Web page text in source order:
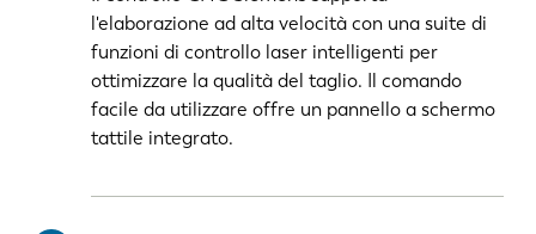
l'elaborazione ad alta velocità con una suite di
funzioni di controllo laser intelligenti per
ottimizzare la qualità del taglio. Il comando
facile da utilizzare offre un pannello a schermo
tattile integrato.